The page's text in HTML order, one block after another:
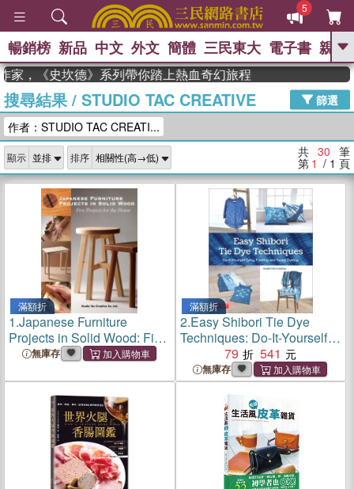
5
GO
熱搜： 東野圭吾 、 高希均教授回憶錄
、 The Odyssey 、 父親節 、 如果歷
史是一群喵
獎 臺灣漫遊錄 、 方念華 、 台灣的李
登輝時代
數學女孩：黎曼猜想 、
偉大的迷走神經
暢銷榜 新品 中文 外文 簡體 三民東大 電子書 親子
史坎德》系列帶你踏上熱血奇幻旅程
搜尋結果/ STUDIO TAC CREATIVE
篩選
作者：STUDIO TAC CREATI...
顯示 排序 共 30 筆
第 1 / 1 頁
滿額折
1.Japanese Furniture
Projects in Solid Wood: Five
Projects for the Home
無庫存
滿額折
2.Easy Shibori Tie Dye
Techniques: Do-It-Yourself
Tying, Folding and Resist
Dyeing
79 541
無庫存